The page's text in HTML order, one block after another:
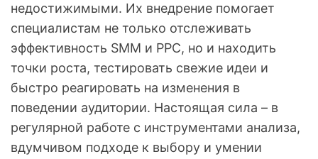
недостижимыми. Их внедрение помогает
специалистам не только отслеживать
эффективность SMM и PPC, но и находить
точки роста, тестировать свежие идеи и
быстро реагировать на изменения в
поведении аудитории. Настоящая сила – в
регулярной работе с инструментами анализа,
вдумчивом подходе к выбору и умении